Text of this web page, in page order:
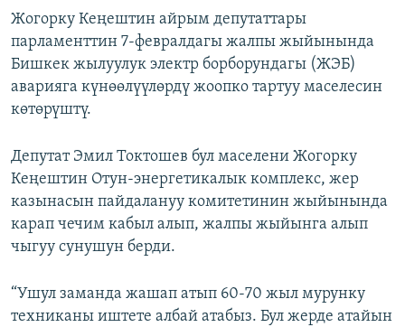
Жогорку Кеңештин айрым депутаттары
парламенттин 7-февралдагы жалпы жыйынында
Бишкек жылуулук электр борборундагы (ЖЭБ)
аварияга күнөөлүүлөрдү жоопко тартуу маселесин
көтөрүштү.
Депутат Эмил Токтошев бул маселени Жогорку
Кеңештин Отун-энергетикалык комплекс, жер
казынасын пайдалануу комитетинин жыйынында
карап чечим кабыл алып, жалпы жыйынга алып
чыгуу сунушун берди.
“Ушул заманда жашап атып 60-70 жыл мурунку
техниканы иштете албай атабыз. Бул жерде атайын